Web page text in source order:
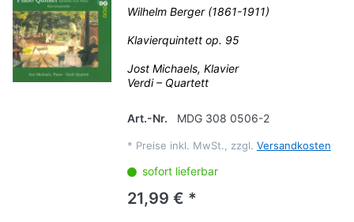
Wilhelm Berger (1861-1911)
Klavierquintett op. 95
Jost Michaels, Klavier
Verdi – Quartett
Art.-Nr. MDG 308 0506-2
* Preise inkl. MwSt., zzgl. Versandkosten
sofort lieferbar
21,99 € *